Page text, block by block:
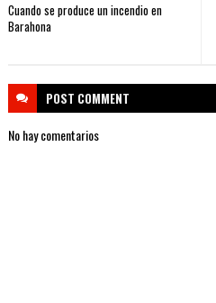
Cuando se produce un incendio en
Barahona
POST COMMENT
No hay comentarios